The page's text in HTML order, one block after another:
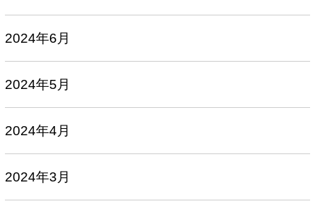
2024年6月
2024年5月
2024年4月
2024年3月